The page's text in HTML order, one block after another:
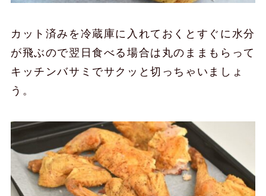
カット済みを冷蔵庫に入れておくとすぐに水分
が飛ぶので翌日食べる場合は丸のままもらって
キッチンバサミでサクッと切っちゃいましょ
う。